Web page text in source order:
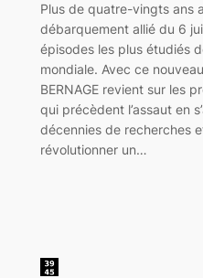
Plus de quatre-vingts ans
débarquement allié du 6
épisodes les plus étudiés
mondiale. Avec ce
BERNAGE revient sur les
qui précèdent l’assaut en
décennies de recherches
révolutionner un…